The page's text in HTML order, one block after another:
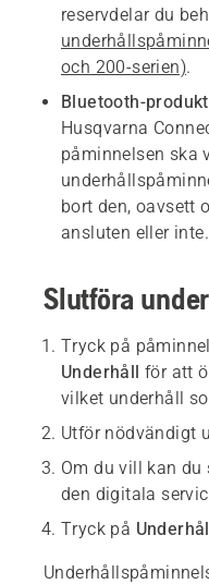
reservdelar du
och 200-serien).
Bluetooth-
Husqvarna
påminnelsen ska
bort den, oavsett
ansluten eller inte.
Slutföra
Tryck på
Underhåll för att
vilket underhåll
Utför nödvändigt
Om du vill kan du
den digitala
Tryck på